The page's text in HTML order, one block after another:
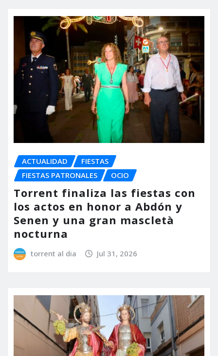
ACTUALIDAD
FIESTAS
FIESTAS PATRONALES
OCIO
Torrent finaliza las fiestas con
los actos en honor a Abdón y
Senen y una gran mascletà
nocturna
torrent al dia Jul 31, 2026